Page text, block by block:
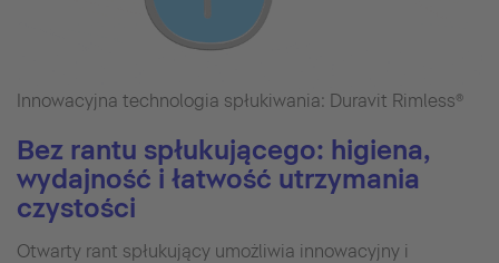
Innowacyjna technologia spłukiwania: Duravit Rimless®
Bez rantu spłukującego: higiena,
wydajność i łatwość utrzymania
czystości
Otwarty rant spłukujący umożliwia innowacyjny i